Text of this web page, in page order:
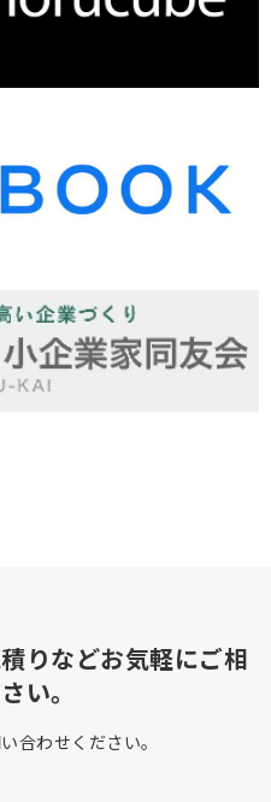
りなどお気軽にご相
い。
合わせください。